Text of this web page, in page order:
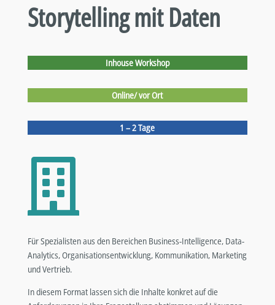
Storytelling mit Daten
Inhouse Workshop
Online/ vor Ort
1 – 2 Tage

Für Spezialisten aus den Bereichen Business-Intelligence, Data-
Analytics, Organisationsentwicklung, Kommunikation, Marketing
und Vertrieb.
In diesem Format lassen sich die Inhalte konkret auf die